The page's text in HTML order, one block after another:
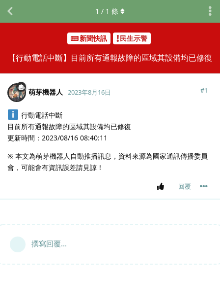
新聞快訊 民生示警
【行動電話中斷】目前所有通報故障的區域其設備均已修復
1 / 1 條
萌芽機器人 2023年8月16日 #1
行動電話中斷
目前所有通報故障的區域其設備均已修復
更新時間：2023/08/16 08:40:11
※ 本文為萌芽機器人自動推播訊息，資料來源為國家通訊傳播委員
會，可能會有資訊誤差請見諒！
回覆
撰寫回覆...